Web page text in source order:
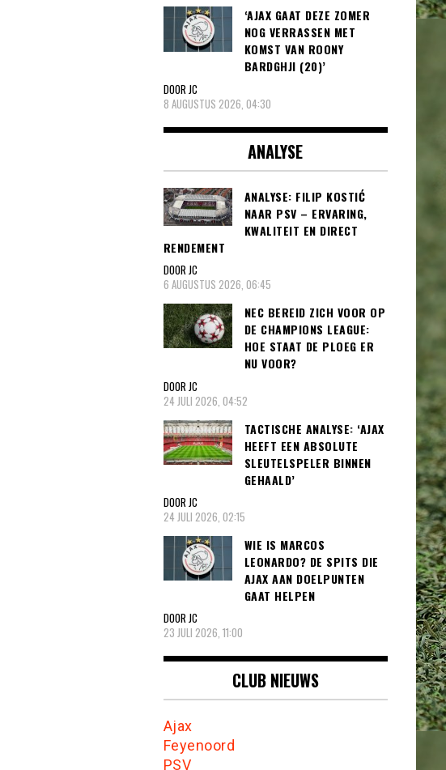
‘AJAX GAAT DEZE ZOMER
NOG VERRASSEN MET
KOMST VAN ROONY
BARDGHJI (20)’
DOOR JC
8 AUGUSTUS 2026, 04:30
ANALYSE
ANALYSE: FILIP KOSTIĆ
NAAR PSV – ERVARING,
KWALITEIT EN DIRECT
RENDEMENT
DOOR JC
6 AUGUSTUS 2026, 06:45
NEC BEREID ZICH VOOR OP
DE CHAMPIONS LEAGUE:
HOE STAAT DE PLOEG ER
NU VOOR?
DOOR JC
24 JULI 2026, 04:52
TACTISCHE ANALYSE: ‘AJAX
HEEFT EEN ABSOLUTE
SLEUTELSPELER BINNEN
GEHAALD’
DOOR JC
24 JULI 2026, 02:15
WIE IS MARCOS
LEONARDO? DE SPITS DIE
AJAX AAN DOELPUNTEN
GAAT HELPEN
DOOR JC
23 JULI 2026, 11:00
CLUB NIEUWS
Ajax
Feyenoord
PSV